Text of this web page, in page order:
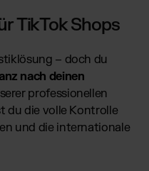
TikTok Shops
– doch du
nach deinen
professionellen
du die volle Kontrolle
und die internationale